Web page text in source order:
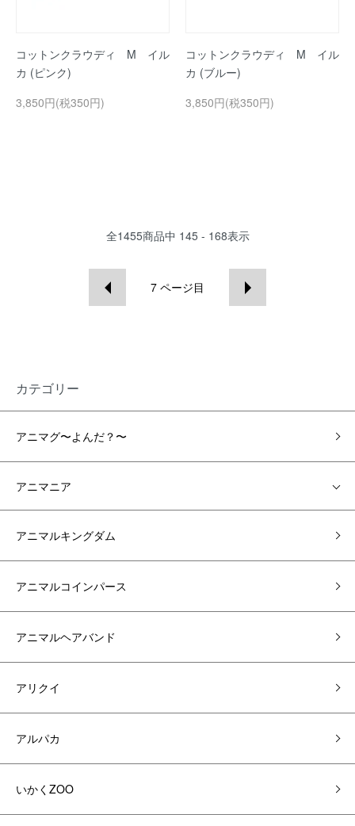
コットンクラウディ M イル
カ (ピンク)
3,850円(税350円)
コットンクラウディ M イル
カ (ブルー)
3,850円(税350円)
全1455商品中 145 - 168表示
7 ページ目
カテゴリー
アニマグ〜よんだ？〜
アニマニア
アニマルキングダム
アニマルコインパース
アニマルヘアバンド
アリクイ
アルパカ
いかくZOO